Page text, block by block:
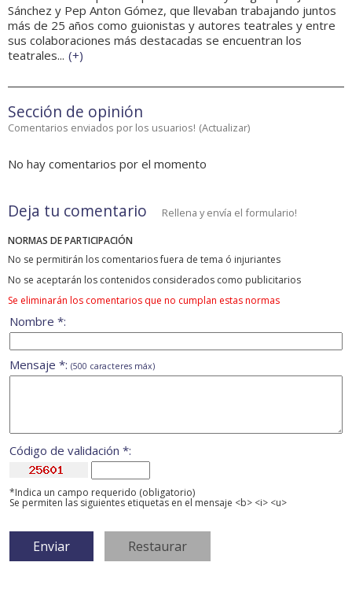
Sánchez y Pep Anton Gómez, que llevaban trabajando juntos
más de 25 años como guionistas y autores teatrales y entre
sus colaboraciones más destacadas se encuentran los
teatrales... (+)
Sección de opinión
Comentarios enviados por los usuarios! (Actualizar)
No hay comentarios por el momento
Deja tu comentario Rellena y envía el formulario!
NORMAS DE PARTICIPACIÓN
No se permitirán los comentarios fuera de tema ó injuriantes
No se aceptarán los contenidos considerados como publicitarios
Se eliminarán los comentarios que no cumplan estas normas
Nombre *:
Mensaje *: (500 caracteres máx)
Código de validación *:
*Indica un campo requerido (obligatorio)
Se permiten las siguientes etiquetas en el mensaje <b> <i> <u>